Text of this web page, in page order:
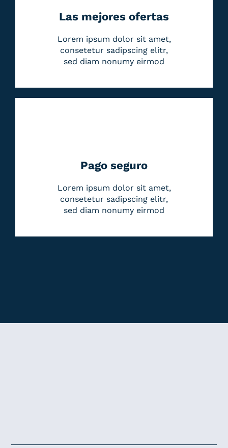
Las mejores ofertas
Lorem ipsum dolor sit amet,
consetetur sadipscing elitr,
sed diam nonumy eirmod
Pago seguro
Lorem ipsum dolor sit amet,
consetetur sadipscing elitr,
sed diam nonumy eirmod